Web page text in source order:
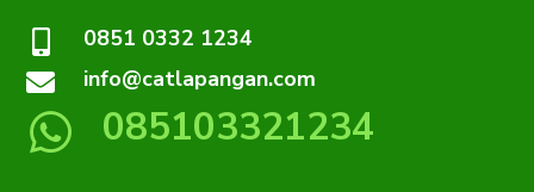
0851 0332 1234
info@catlapangan.com
085103321234